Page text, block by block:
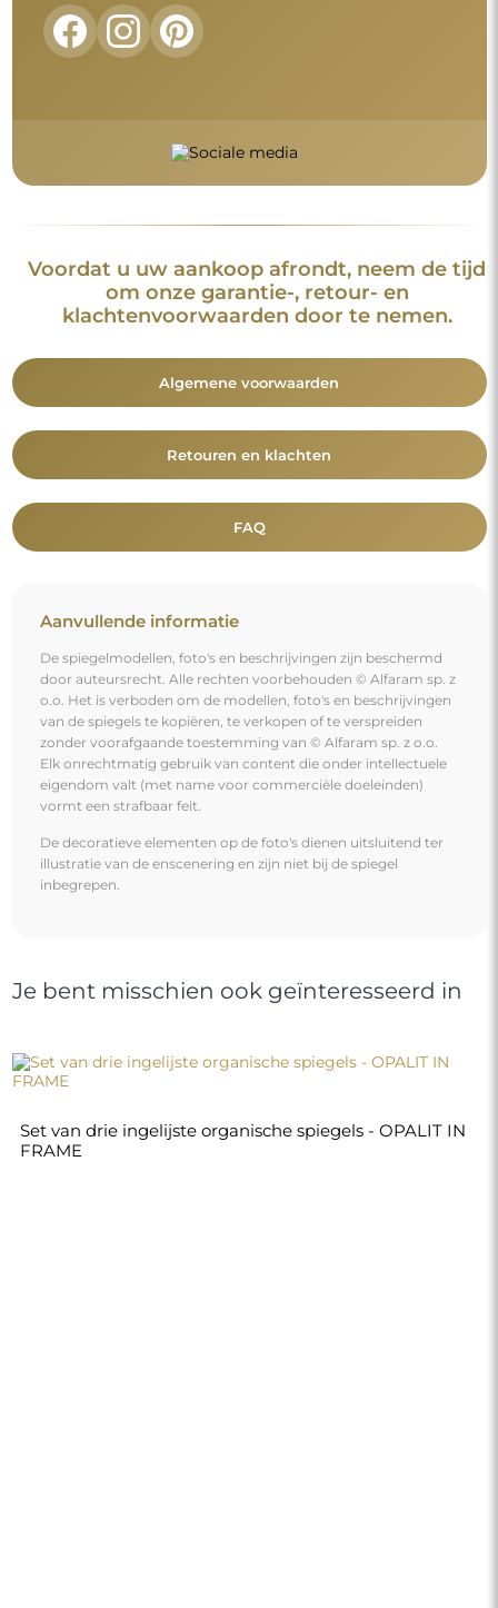
Voordat u uw aankoop afrondt, neem de tijd
om onze garantie-, retour- en
klachtenvoorwaarden door te nemen.
Algemene voorwaarden
Retouren en klachten
FAQ
Aanvullende informatie
De spiegelmodellen, foto's en beschrijvingen zijn beschermd
door auteursrecht. Alle rechten voorbehouden © Alfaram sp. z
o.o. Het is verboden om de modellen, foto's en beschrijvingen
van de spiegels te kopiëren, te verkopen of te verspreiden
zonder voorafgaande toestemming van © Alfaram sp. z o.o.
Elk onrechtmatig gebruik van content die onder intellectuele
eigendom valt (met name voor commerciële doeleinden)
vormt een strafbaar feit.
De decoratieve elementen op de foto's dienen uitsluitend ter
illustratie van de enscenering en zijn niet bij de spiegel
inbegrepen.
Je bent misschien ook geïnteresseerd in
Set van drie ingelijste organische spiegels - OPALIT IN
FRAME